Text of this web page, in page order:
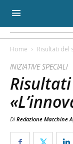
Home Risultati del
INIZIATIVE SPECIALI
Di Redazione Macchine